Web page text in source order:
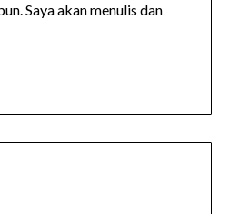
Saya akan menulis dan